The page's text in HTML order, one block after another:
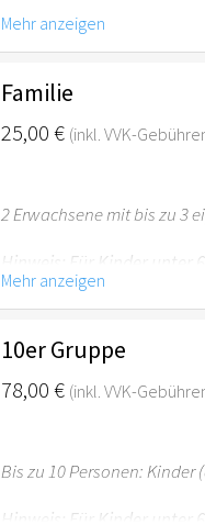
Hinweis: Für Kinder unter
empfehlenswert.
Mehr anzeigen
Familie
25,00 € (inkl. VVK-
2 Erwachsene mit bis zu 3
Hinweis: Für Kinder
empfehlenswert.
Mehr anzeigen
10er Gruppe
78,00 € (inkl. VVK-
Bis zu 10 Personen: Kinder
Hinweis: Für Kinder